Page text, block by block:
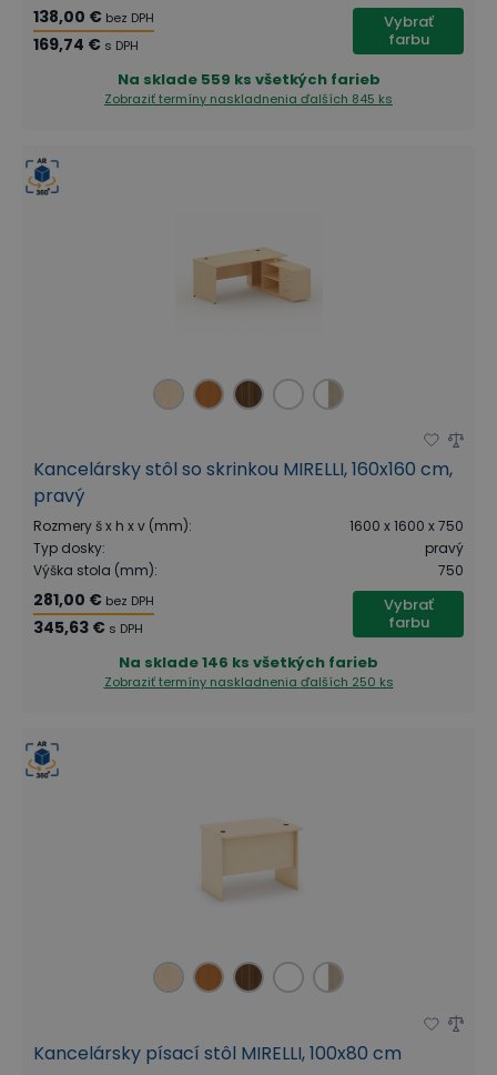
138,00 € bez DPH
169,74 € s DPH
Vybrať
farbu
Na sklade 559 ks všetkých farieb
Zobraziť termíny naskladnenia ďalších 845 ks
Kancelársky stôl so skrinkou MIRELLI, 160x160 cm,
pravý
Rozmery š x h x v (mm):
1600 x 1600 x 750
Typ dosky:
pravý
Výška stola (mm): 750
281,00 € bez DPH
345,63 € s DPH
Vybrať
farbu
Na sklade146 ks všetkých farieb
Zobraziť termíny naskladnenia ďalších 250 ks
Kancelársky písací stôl MIRELLI, 100x80 cm